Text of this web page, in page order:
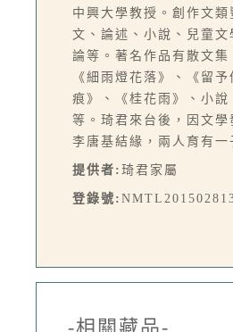
中興大學教授。創作文類
文、論述、小說、兒童文
論等。著名作品有散文集
《細雨燈花落》、《留予
痕》、《桂花雨》、小說
等。琦君來台後，因文學
李唐基結緣，兩人育有一
提供者: 琦君家屬
登錄號:
-相關藏品-